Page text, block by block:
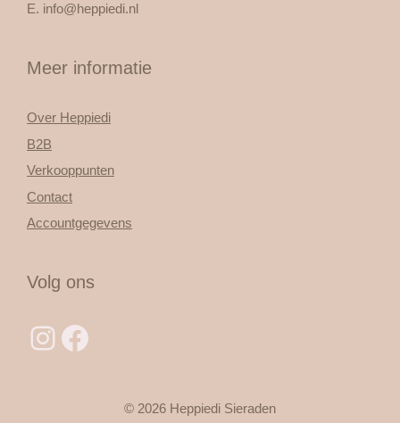
E. info@heppiedi.nl
Meer informatie
Over Heppiedi
B2B
Verkooppunten
Contact
Accountgegevens
Volg ons
Instagram
Facebook
© 2026 Heppiedi Sieraden